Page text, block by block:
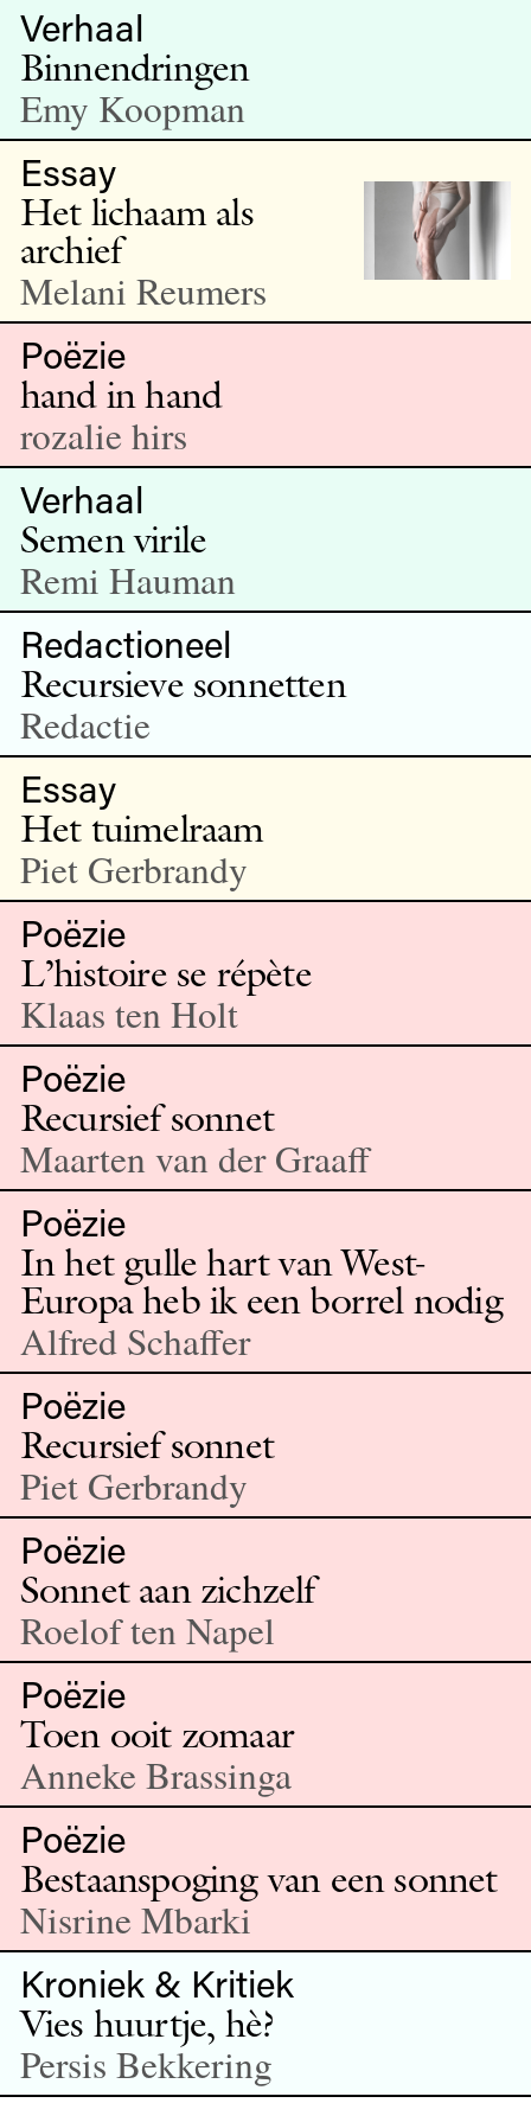
Verhaal
Binnendringen
Emy Koopman
Essay
Het lichaam als
archief
Melani Reumers
Poëzie
hand in hand
rozalie hirs
Verhaal
Semen virile
Remi Hauman
Redactioneel
Recursieve sonnetten
Redactie
Essay
Het tuimelraam
Piet Gerbrandy
Poëzie
L’histoire se répète
Klaas ten Holt
Poëzie
Recursief sonnet
Maarten van der Graaff
Poëzie
In het gulle hart van West-
Europa heb ik een borrel nodig
Alfred Schaffer
Poëzie
Recursief sonnet
Piet Gerbrandy
Poëzie
Sonnet aan zichzelf
Roelof ten Napel
Poëzie
Toen ooit zomaar
Anneke Brassinga
Poëzie
Bestaanspoging van een sonnet
Nisrine Mbarki
Kroniek & Kritiek
Vies huurtje, hè?
Persis Bekkering